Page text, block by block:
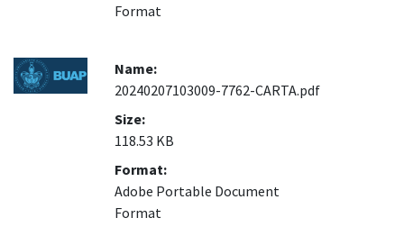
Format
Name:
20240207103009-7762-CARTA.pdf
Size:
118.53 KB
Format:
Adobe Portable Document
Format